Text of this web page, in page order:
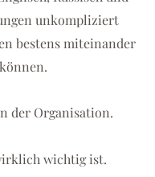
unkompliziert
bestens miteinander
der Organisation.
wichtig ist.